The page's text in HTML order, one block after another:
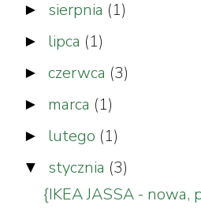
► sierpnia (1)
► lipca (1)
► czerwca (3)
► marca (1)
► lutego (1)
▼ stycznia (3)
{IKEA JASSA - nowa,